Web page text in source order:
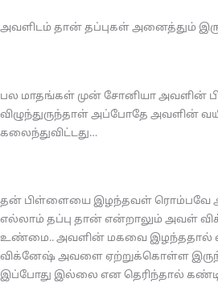
அவளிடம் தான் தப்புகள் அனைத்தும்
பல மாதங்கள் முன் சோனியா அவளின்
விழுந்துருந்தாள் அப்போதே அவளின்
கலைந்துவிட்டது…
தன் பிள்ளையை இழந்தவள் ரொம்பவே
எல்லாம் தப்பு தான் என்றாலும் அவள்
உண்மை.. அவளின் மகவை இழந்ததால்
விக்னேஷ் அவளை ஏற்றுக்கொள்ள
இப்போது இல்லை என தெரிந்தால்